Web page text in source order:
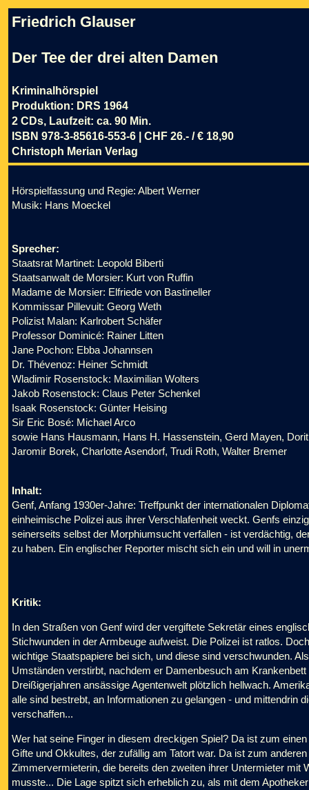
Friedrich Glauser
Der Tee der drei alten Damen
Kriminalhörspiel
Produktion: DRS 1964
2 CDs, Laufzeit: ca. 90 Min.
ISBN 978-3-85616-553-6 | CHF 26.- / € 18,90
Christoph Merian Verlag
Hörspielfassung und Regie: Albert Werner
Musik: Hans Moeckel
Sprecher:
Staatsrat Martinet: Leopold Biberti
Staatsanwalt de Morsier: Kurt von Ruffin
Madame de Morsier: Elfriede von Bastineller
Kommissar Pillevuit: Georg Weth
Polizist Malan: Karlrobert Schäfer
Professor Dominicé: Rainer Litten
Jane Pochon: Ebba Johannsen
Dr. Thévenoz: Heiner Schmidt
Wladimir Rosenstock: Maximilian Wolters
Jakob Rosenstock: Claus Peter Schenkel
Isaak Rosenstock: Günter Heising
Sir Eric Bosé: Michael Arco
sowie Hans Hausmann, Hans H. Hassenstein, Gerd Mayen,
Jaromir Borek, Charlotte Asendorf, Trudi Roth, Walter Bremer
Inhalt:
Genf, Anfang 1930er-Jahre: Treffpunkt der internationalen
einheimische Polizei aus ihrer Verschlafenheit weckt. Genfs
seinerseits selbst der Morphiumsucht verfallen - ist verdächtig,
zu haben. Ein englischer Reporter mischt sich ein und will in
Kritik:
In den Straßen von Genf wird der vergiftete Sekretär eines
Stichwunden in der Armbeuge aufweist. Die Polizei ist ratlos.
wichtige Staatspapiere bei sich, und diese sind verschwunden.
Umständen verstirbt, nachdem er Damenbesuch am
Dreißigerjahren ansässige Agentenwelt plötzlich hellwach.
alle sind bestrebt, an Informationen zu gelangen - und mittendrin
verschaffen...
Wer hat seine Finger in diesem dreckigen Spiel? Da ist zum
Gifte und Okkultes, der zufällig am Tatort war. Da ist zum
Zimmervermieterin, die bereits den zweiten ihrer Untermieter mit
musste... Die Lage spitzt sich erheblich zu, als mit dem